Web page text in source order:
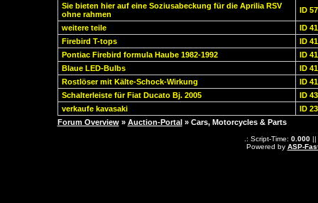
Sie bieten hier auf eine Soziusabeckung für die Aprilia RSV
ohne rahmen
ID
weitere teile
ID
Firebird T-tops
ID
Pontiac Firebird formula Haube 1982-1992
ID
Blaue LED-Bulbs
ID
Rostlöser mit Kälte-Schock-Wirkung
ID
Schalterleiste für Fiat Ducato Bj. 2005
ID
verkaufe kavasaki
ID
Forum Overview» Auction-Portal » Cars, Motorcycles & Parts
.: Script-Time: 0.000||
Powered by ASP-